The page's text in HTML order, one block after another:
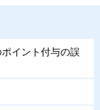
イント付与の誤